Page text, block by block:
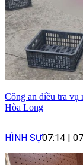
Công an điều tra vụ
Hòa Long
HÌNH SỰ07:14